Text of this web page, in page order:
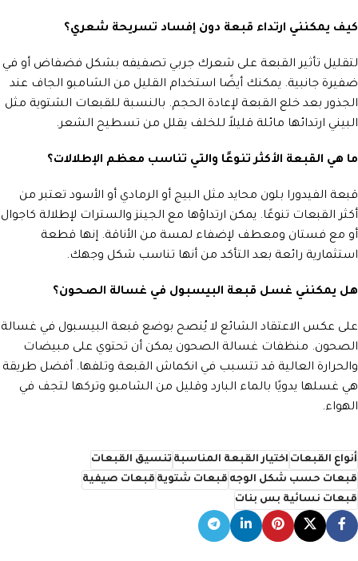
كيف يمكنني ارتداء قبعة دون إفساد تسريحة شعري؟
لتقليل تأثير القبعة على شعرك جربي تصفيفه بشكل فضفاض أو في
ضفيرة جانبية. يمكنك أيضًا استخدام القليل من الشامبو الجاف عند
الجذور بعد خلع القبعة لإعادة الحجم. بالنسبة للقبعات الشتوية مثل
البيني ارتدائها مائلة قليلاً للخلف يقلل من تسطيح الشعر.
ما هي القبعة الأكثر تنوعًا والتي تناسب معظم الإطلالات؟
قبعة الفيدورا بلون محايد مثل البيج أو الرمادي أو الأسود تعتبر من
أكثر القبعات تنوعًا. يمكن ارتداؤها مع الجينز والسترات لإطلالة كاجوال
أو مع فستان ومعطف لإضفاء لمسة من الأناقة. إنها قطعة
استثمارية رائعة بعد التأكد من أنها تناسب شكل وجهك.
هل يمكنني غسل قبعة البيسبول في غسالة الصحون؟
على عكس الاعتقاد الشائع لا يُنصح بوضع قبعة البيسبول في غسالة
الصحون. منظفات غسالة الصحون يمكن أن تحتوي على مبيضات
والحرارة العالية قد تتسبب في انكماش القبعة وتلفها. أفضل طريقة
هي غسلها يدويًا بالماء البارد وقليل من الشامبو وتركها لتجف في
الهواء.
أنواع القبعات اختيار القبعة المناسبة تنسيق القبعات
قبعات حسب شكل الوجه قبعات شتوية قبعات صيفية
قبعات نسائية بس بنات